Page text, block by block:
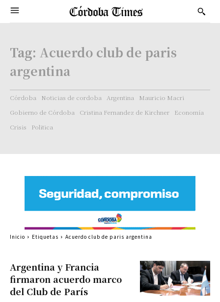
Tag: Acuerdo club de paris
argentina
Córdoba Noticias de cordoba Argentina
Mauricio Macri
Gobierno de Córdoba
Cristina Fernandez de Kirchner
Economía
Crisis
Politica
Argentina y Francia
firmaron acuerdo marco
del Club de París
Inicio Etiquetas Acuerdo club de paris argentina